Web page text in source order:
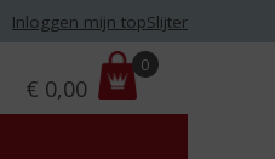
Inloggen mijn topSlijter
r
i
€ 0,00
0